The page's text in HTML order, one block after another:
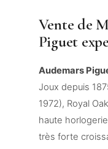
Vente de
Piguet
Audemars
Joux depuis
1972), Royal
haute
très forte